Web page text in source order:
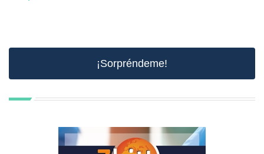
¡Sorpréndeme!